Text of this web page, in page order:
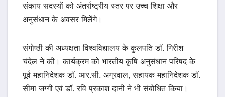
संकाय सदस्यों को अंतर्राष्ट्रीय स्तर पर उच्च शिक्षा और
अनुसंधान के अवसर मिलेंगे।
संगोष्ठी की अध्यक्षता विश्वविद्यालय के कुलपति डॉ. गिरीश
चंदेल ने की। कार्यक्रम को भारतीय कृषि अनुसंधान परिषद के
पूर्व महानिदेशक डॉ. आर.सी. अग्रवाल, सहायक महानिदेशक डॉ.
सीमा जग्गी एवं डॉ. रवि प्रकाश दानी ने भी संबोधित किया।